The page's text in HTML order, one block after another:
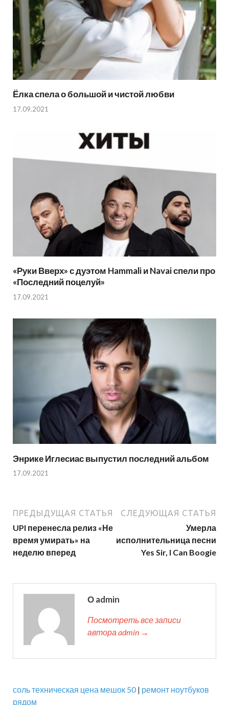
Ёлка спела о большой и чистой любви
17.09.2021
«Руки Вверх» с дуэтом Hammali и Navai спели про
«Последний поцелуй»
17.09.2021
Энрике Иглесиас выпустил последний альбом
17.09.2021
ПРЕДЫДУЩАЯ СТАТЬЯ
UPI перенесла релиз «Не
время умирать» на
неделю вперед
СЛЕДУЮЩАЯ СТАТЬЯ
Умерла
исполнительница песни
Yes Sir, I Can Boogie
О admin
Посмотреть все записи
автора admin →
соль техническая цена мешок 50| ремонт ноутбуков
рядом